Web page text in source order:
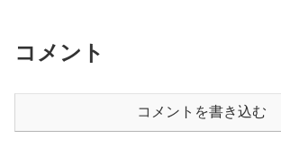
コメント
コメントを書き込む